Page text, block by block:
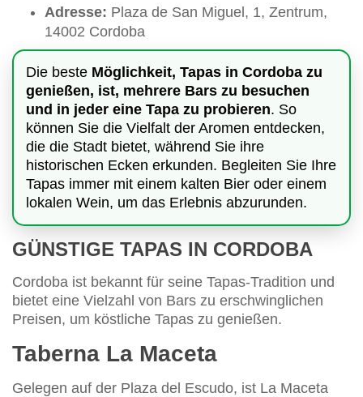
Adresse: Plaza de San Miguel, 1, Zentrum,
14002 Cordoba
Die beste Möglichkeit, Tapas in Cordoba zu
genießen, ist, mehrere Bars zu besuchen
und in jeder eine Tapa zu probieren. So
können Sie die Vielfalt der Aromen entdecken,
die die Stadt bietet, während Sie ihre
historischen Ecken erkunden. Begleiten Sie Ihre
Tapas immer mit einem kalten Bier oder einem
lokalen Wein, um das Erlebnis abzurunden.
GÜNSTIGE TAPAS IN CORDOBA
Cordoba ist bekannt für seine Tapas-Tradition und
bietet eine Vielzahl von Bars zu erschwinglichen
Preisen, um köstliche Tapas zu genießen.
Taberna La Maceta
Gelegen auf der Plaza del Escudo, ist La Maceta